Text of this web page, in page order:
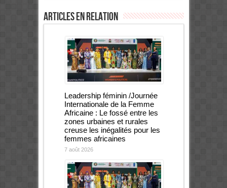
Articles en relation
Leadership féminin /Journée
Internationale de la Femme
Africaine : Le fossé entre les
zones urbaines et rurales
creuse les inégalités pour les
femmes africaines
7 août 2026